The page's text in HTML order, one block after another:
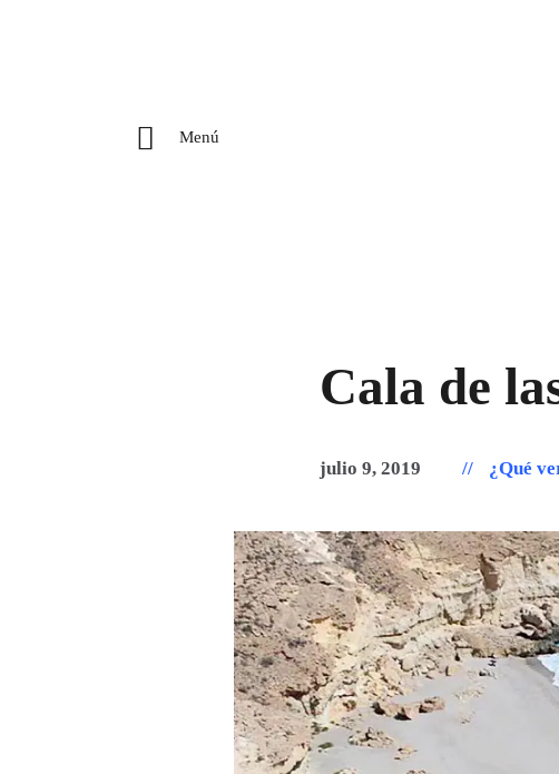
Menú
Cala de
julio 9, 2019 ¿Qué